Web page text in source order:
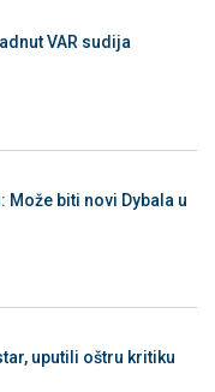
VAR sudija
Može biti novi Dybala u
uputili oštru kritiku